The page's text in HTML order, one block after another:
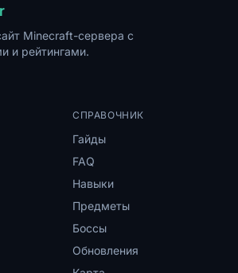
Minecraft-сервера с
и рейтингами.
СПРАВОЧНИК
Гайды
FAQ
Навыки
Предметы
Боссы
Обновления